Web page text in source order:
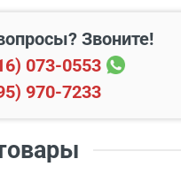
двери в готовый проем
Звоните!
073-0553
970-7233